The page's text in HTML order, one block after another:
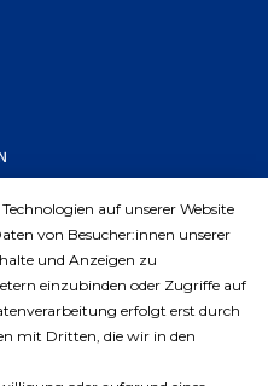
auf unserer Website
von Besucher:innen unserer
und Anzeigen zu
einzubinden oder Zugriffe auf
erfolgt erst durch
mit Dritten, die wir in den